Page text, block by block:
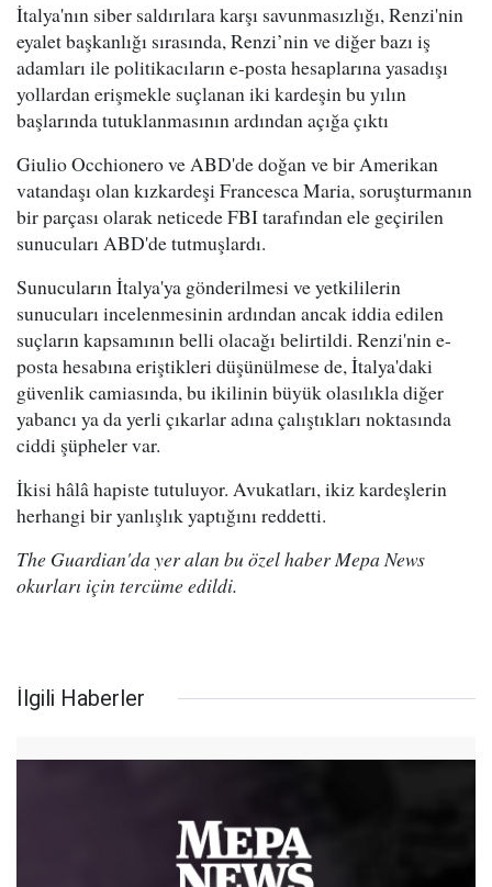
İtalya'nın siber saldırılara karşı savunmasızlığı, Renzi'nin
eyalet başkanlığı sırasında, Renzi’nin ve diğer bazı iş
adamları ile politikacıların e-posta hesaplarına yasadışı
yollardan erişmekle suçlanan iki kardeşin bu yılın
başlarında tutuklanmasının ardından açığa çıktı
Giulio Occhionero ve ABD'de doğan ve bir Amerikan
vatandaşı olan kızkardeşi Francesca Maria, soruşturmanın
bir parçası olarak neticede FBI tarafından ele geçirilen
sunucuları ABD'de tutmuşlardı.
Sunucuların İtalya'ya gönderilmesi ve yetkililerin
sunucuları incelenmesinin ardından ancak iddia edilen
suçların kapsamının belli olacağı belirtildi. Renzi'nin e-
posta hesabına eriştikleri düşünülmese de, İtalya'daki
güvenlik camiasında, bu ikilinin büyük olasılıkla diğer
yabancı ya da yerli çıkarlar adına çalıştıkları noktasında
ciddi şüpheler var.
İkisi hâlâ hapiste tutuluyor. Avukatları, ikiz kardeşlerin
herhangi bir yanlışlık yaptığını reddetti.
The Guardian'da yer alan bu özel haber Mepa News
okurları için tercüme edildi.
İlgili Haberler